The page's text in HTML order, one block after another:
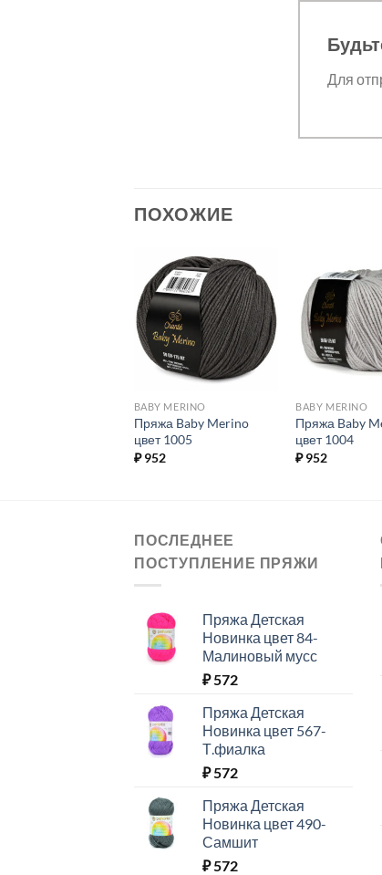
Для
ПОХОЖИЕ
Добавить в
избранное.
BABY MERINO
Пряжа Baby Merino
цвет 1005
₽952
BABY MERINO
Пряжа Baby
цвет 1004
₽952
ПОСЛЕДНЕЕ
ПОСТУПЛЕНИЕ ПРЯЖИ
Пряжа Детская
Новинка цвет 84-
Малиновый мусс
₽572
Пряжа Детская
Новинка цвет 567-
Т.фиалка
₽572
Пряжа Детская
Новинка цвет 490-
Самшит
₽572